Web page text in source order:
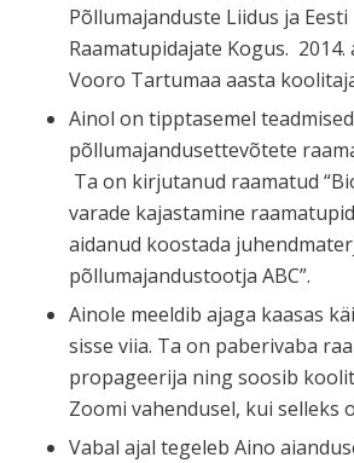
Põllumajanduste Liidus ja Eesti
Raamatupidajate Kogus. 2014.
Vooro Tartumaa aasta
Ainol on tipptasemel teadmised
põllumajandusettevõtete
Ta on kirjutanud raamatud
varade kajastamine
aidanud koostada
põllumajandustootja ABC”.
Ainole meeldib ajaga kaasas
sisse viia. Ta on paberivaba
propageerija ning soosib
Zoomi vahendusel, kui selleks
Vabal ajal tegeleb Aino